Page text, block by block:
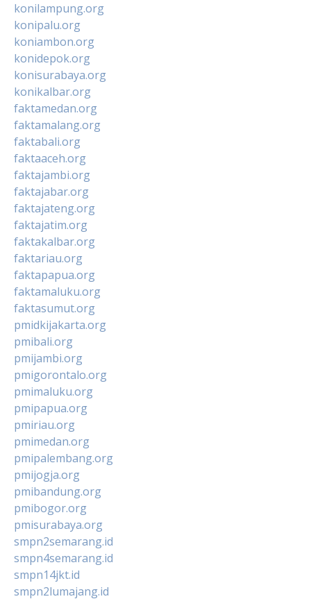
konilampung.org
konipalu.org
koniambon.org
konidepok.org
konisurabaya.org
konikalbar.org
faktamedan.org
faktamalang.org
faktabali.org
faktaaceh.org
faktajambi.org
faktajabar.org
faktajateng.org
faktajatim.org
faktakalbar.org
faktariau.org
faktapapua.org
faktamaluku.org
faktasumut.org
pmidkijakarta.org
pmibali.org
pmijambi.org
pmigorontalo.org
pmimaluku.org
pmipapua.org
pmiriau.org
pmimedan.org
pmipalembang.org
pmijogja.org
pmibandung.org
pmibogor.org
pmisurabaya.org
smpn2semarang.id
smpn4semarang.id
smpn14jkt.id
smpn2lumajang.id